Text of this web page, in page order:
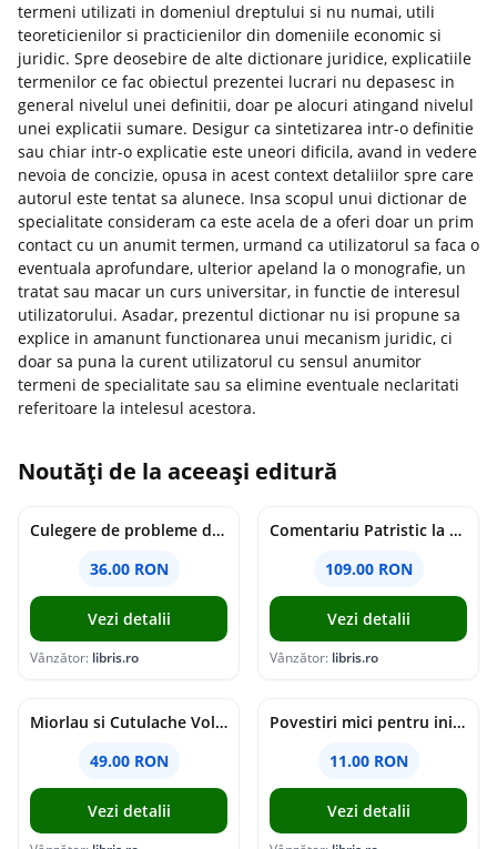
termeni utilizati in domeniul dreptului si nu numai, utili
teoreticienilor si practicienilor din domeniile economic si
juridic. Spre deosebire de alte dictionare juridice, explicatiile
termenilor ce fac obiectul prezentei lucrari nu depasesc in
general nivelul unei definitii, doar pe alocuri atingand nivelul
unei explicatii sumare. Desigur ca sintetizarea intr-o definitie
sau chiar intr-o explicatie este uneori dificila, avand in vedere
nevoia de concizie, opusa in acest context detaliilor spre care
autorul este tentat sa alunece. Insa scopul unui dictionar de
specialitate consideram ca este acela de a oferi doar un prim
contact cu un anumit termen, urmand ca utilizatorul sa faca o
eventuala aprofundare, ulterior apeland la o monografie, un
tratat sau macar un curs universitar, in functie de interesul
utilizatorului. Asadar, prezentul dictionar nu isi propune sa
explice in amanunt functionarea unui mecanism juridic, ci
doar sa puna la curent utilizatorul cu sensul anumitor
termeni de specialitate sau sa elimine eventuale neclaritati
referitoare la intelesul acestora.
Noutăți de la aceeași editură
Culegere de probleme de matematica - Clasa 8 - Ioana Monalisa Manea, Cristina Neagoe
36.00 RON
Vezi detalii
Vânzător: libris.ro
Comentariu Patristic la Scriptura. Vechiul Testament II. Geneza, 12-50 - George Claudiu Tutu, Mark Sheridan, Alexander Baumgarten, Thomas C. Oden
109.00 RON
Vezi detalii
Vânzător: libris.ro
Miorlau si Cutulache Vol.1: Cu bicicleta pana la Luna - Timo Parvela
49.00 RON
Vezi detalii
Povestiri mici pentru inimi mari - Adrian Chiaga, Cristina Chiaga
11.00 RON
Vezi detalii